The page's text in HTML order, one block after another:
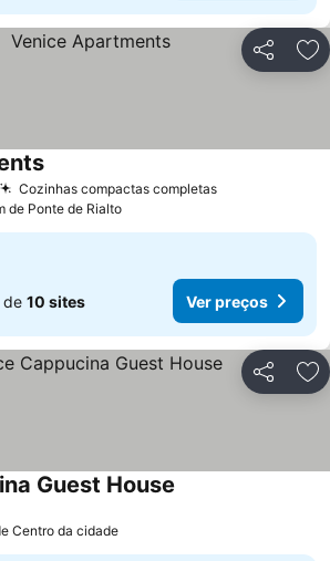
Partilhar
Cozinhas compactas completas
de Ponte de Rialto
de 10 sites Ver preços
Partilhar
Guest House
Centro da cidade